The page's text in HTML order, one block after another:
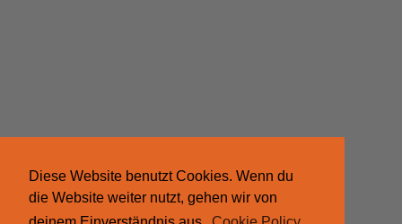
Diese Website benutzt Cookies. Wenn du
die Website weiter nutzt, gehen wir von